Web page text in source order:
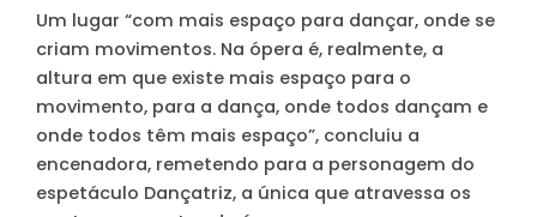
Um lugar “com mais espaço para dançar, onde se
criam movimentos. Na ópera é, realmente, a
altura em que existe mais espaço para o
movimento, para a dança, onde todos dançam e
onde todos têm mais espaço”, concluiu a
encenadora, remetendo para a personagem do
espetáculo Dançatriz, a única que atravessa os